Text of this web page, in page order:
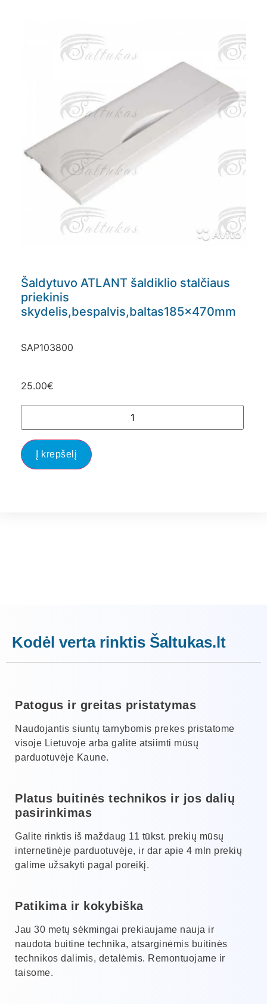
Šaldytuvo ATLANT šaldiklio stalčiaus
priekinis
skydelis,bespalvis,baltas185x470mm
SAP103800
25.00€
Į krepšelį
Kodėl verta rinktis Šaltukas.lt
Patogus ir greitas pristatymas
Naudojantis siuntų tarnybomis prekes pristatome
visoje Lietuvoje arba galite atsiimti mūsų
parduotuvėje Kaune.
Platus buitinės technikos ir jos dalių
pasirinkimas
Galite rinktis iš maždaug 11 tūkst. prekių mūsų
internetinėje parduotuvėje, ir dar apie 4 mln prekių
galime užsakyti pagal poreikį.
Patikima ir kokybiška
Jau 30 metų sėkmingai prekiaujame nauja ir
naudota buitine technika, atsarginėmis buitinės
technikos dalimis, detalėmis. Remontuojame ir
taisome.